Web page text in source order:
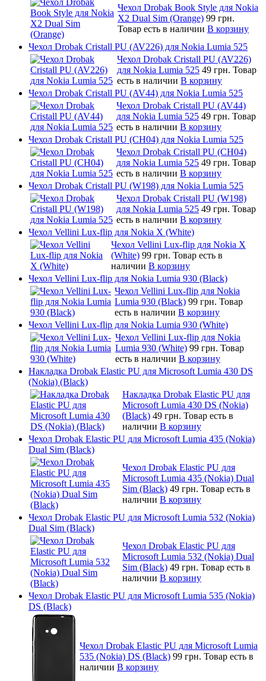
Чехол Drobak Book Style для Nokia
X2 Dual Sim (Orange) 99 грн.
Товар есть в наличии В корзину
Чехол Drobak Cristall PU (AV226) для Nokia Lumia 525
Чехол Drobak Cristall PU (AV226)
для Nokia Lumia 525 49 грн. Товар
есть в наличии В корзину
Чехол Drobak Cristall PU (AV44) для Nokia Lumia 525
Чехол Drobak Cristall PU (AV44)
для Nokia Lumia 525 49 грн. Товар
есть в наличии В корзину
Чехол Drobak Cristall PU (CH04) для Nokia Lumia 525
Чехол Drobak Cristall PU (CH04)
для Nokia Lumia 525 49 грн. Товар
есть в наличии В корзину
Чехол Drobak Cristall PU (W198) для Nokia Lumia 525
Чехол Drobak Cristall PU (W198)
для Nokia Lumia 525 49 грн. Товар
есть в наличии В корзину
Чехол Vellini Lux-flip для Nokia X (White)
Чехол Vellini Lux-flip для Nokia X
(White) 99 грн. Товар есть в
наличии В корзину
Чехол Vellini Lux-flip для Nokia Lumia 930 (Black)
Чехол Vellini Lux-flip для Nokia
Lumia 930 (Black) 99 грн. Товар
есть в наличии В корзину
Чехол Vellini Lux-flip для Nokia Lumia 930 (White)
Чехол Vellini Lux-flip для Nokia
Lumia 930 (White) 99 грн. Товар
есть в наличии В корзину
Накладка Drobak Elastic PU для Microsoft Lumia 430 DS
(Nokia) (Black)
Накладка Drobak Elastic PU для
Microsoft Lumia 430 DS (Nokia)
(Black) 49 грн. Товар есть в
наличии В корзину
Чехол Drobak Elastic PU для Microsoft Lumia 435 (Nokia)
Dual Sim (Black)
Чехол Drobak Elastic PU для
Microsoft Lumia 435 (Nokia) Dual
Sim (Black) 49 грн. Товар есть в
наличии В корзину
Чехол Drobak Elastic PU для Microsoft Lumia 532 (Nokia)
Dual Sim (Black)
Чехол Drobak Elastic PU для
Microsoft Lumia 532 (Nokia) Dual
Sim (Black) 49 грн. Товар есть в
наличии В корзину
Чехол Drobak Elastic PU для Microsoft Lumia 535 (Nokia)
DS (Black)
Чехол Drobak Elastic PU для Microsoft Lumia
535 (Nokia) DS (Black) 99 грн. Товар есть в
наличии В корзину